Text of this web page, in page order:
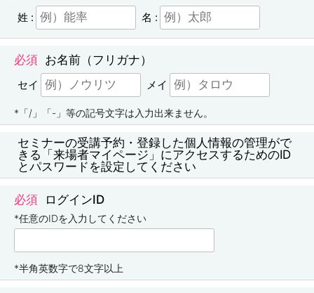
姓 : 名 :
お名前（フリガナ）
セイ メイ
*「/」「-」等の記号文字は入力出来ません。
セミナーの受講予約・登録した個人情報の管理がで
きる「来場者マイページ」にアクセスするためのID
とパスワードを設定してください
ログインID
*任意のIDを入力してください
*半角英数字で8文字以上